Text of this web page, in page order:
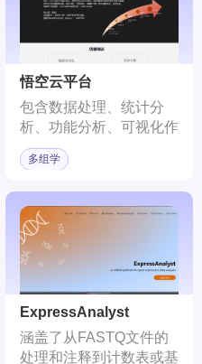
悟空云平台
包含数据处理、统计分
析、功能分析、可视化作
图、机器学习等模块
多组学
ExpressAnalyst
涵盖了从FASTQ文件的
处理和注释到计数表或基